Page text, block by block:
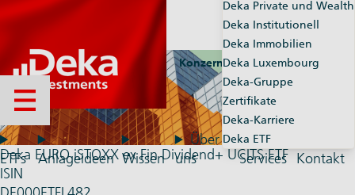
Konzernseiten
Deka Private und Wealth
Deka Institutionell
Deka Immobilien
Deka Luxembourg
Deka-Gruppe
Zertifikate
Deka-Karriere
Deka ETF
Market-Maker
Menü öffnen
ETFs Anlageideen Wissen
Über
uns
Services Kontakt
Deka EURO iSTOXX ex Fin Dividend+ UCITS ETF
ISIN